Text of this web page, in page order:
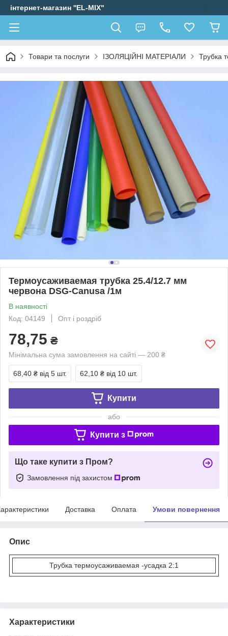
інтернет-магазин ''EL-MIX"
Товари та послуги ІЗОЛЯЦІЙНІ МАТЕРІАЛИ Трубка
Термоусаживаемая трубка 25.4/12.7 мм
червона DSG-Canusa /1м
В наявності
Код: 04149
Опт і роздріб
78,75 ₴
Мінімальна сума замовлення на сайті — 200 ₴
68,40 ₴ від 5 шт. 62,10 ₴ від 10 шт.
Купити
або
Купити з
Що таке купити з Пром?
Замовлення під захистом
Доставка Оплата Умови повернення
Опис
Трубка термоусаживаемая -усадка 2:1
Характеристики